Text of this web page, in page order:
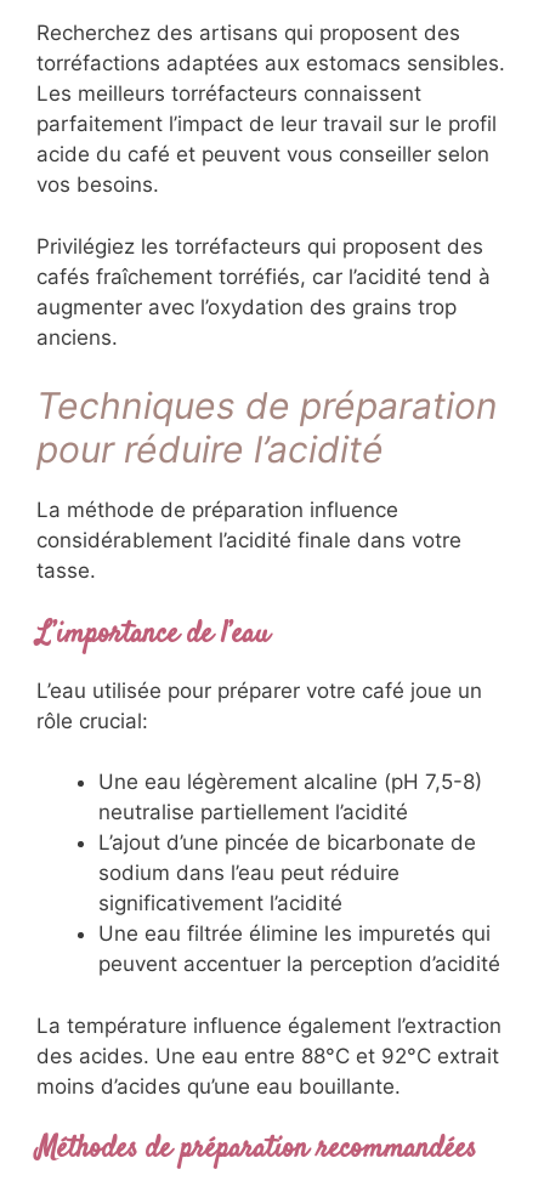
Recherchez des artisans qui proposent des
torréfactions adaptées aux estomacs sensibles.
Les meilleurs torréfacteurs connaissent
parfaitement l’impact de leur travail sur le profil
acide du café et peuvent vous conseiller selon
vos besoins.
Privilégiez les torréfacteurs qui proposent des
cafés fraîchement torréfiés, car l’acidité tend à
augmenter avec l’oxydation des grains trop
anciens.
Techniques de préparation
pour réduire l’acidité
La méthode de préparation influence
considérablement l’acidité finale dans votre
tasse.
L’importance de l’eau
L’eau utilisée pour préparer votre café joue un
rôle crucial:
Une eau légèrement alcaline (pH 7,5-8)
neutralise partiellement l’acidité
L’ajout d’une pincée de bicarbonate de
sodium dans l’eau peut réduire
significativement l’acidité
Une eau filtrée élimine les impuretés qui
peuvent accentuer la perception d’acidité
La température influence également l’extraction
des acides. Une eau entre 88°C et 92°C extrait
moins d’acides qu’une eau bouillante.
Méthodes de préparation recommandées